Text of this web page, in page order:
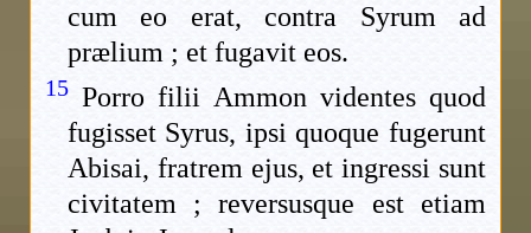
cum eo erat, contra Syrum ad
prælium ; et fugavit eos.
15 Porro filii Ammon videntes quod
fugisset Syrus, ipsi quoque fugerunt
Abisai, fratrem ejus, et ingressi sunt
civitatem ; reversusque est etiam